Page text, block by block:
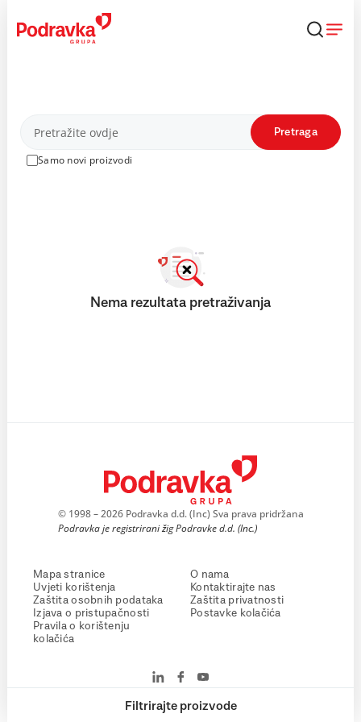
content
Proizvodi
Samo novi proizvodi
Pretraga
Filtrirajte proizvode
Nema rezultata pretraživanja
© 1998 – 2026 Podravka d.d. (Inc) Sva prava pridržana
Podravka je registrirani žig Podravke d.d. (Inc.)
Mapa stranice
Uvjeti korištenja
Zaštita osobnih podataka
Izjava o pristupačnosti
Pravila o korištenju
kolačića
O nama
Kontaktirajte nas
Zaštita privatnosti
Postavke kolačića